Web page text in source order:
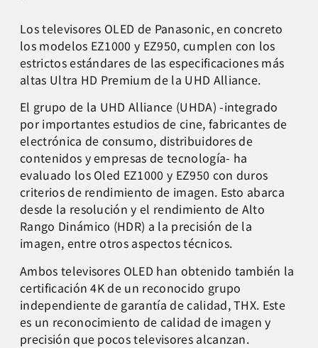
Los televisores OLED de Panasonic, en concreto
los modelos EZ1000 y EZ950, cumplen con los
estrictos estándares de las especificaciones más
altas Ultra HD Premium de la UHD Alliance.
El grupo de la UHD Alliance (UHDA) -integrado
por importantes estudios de cine, fabricantes de
electrónica de consumo, distribuidores de
contenidos y empresas de tecnología- ha
evaluado los Oled EZ1000 y EZ950 con duros
criterios de rendimiento de imagen. Esto abarca
desde la resolución y el rendimiento de Alto
Rango Dinámico (HDR) a la precisión de la
imagen, entre otros aspectos técnicos.
Ambos televisores OLED han obtenido también la
certificación 4K de un reconocido grupo
independiente de garantía de calidad, THX. Este
es un reconocimiento de calidad de imagen y
precisión que pocos televisores alcanzan.